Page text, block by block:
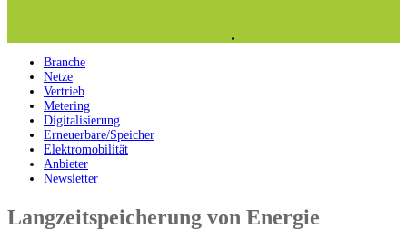
Branche
Netze
Vertrieb
Metering
Digitalisierung
Erneuerbare/Speicher
Elektromobilität
Anbieter
Newsletter
Langzeitspeicherung von Energie